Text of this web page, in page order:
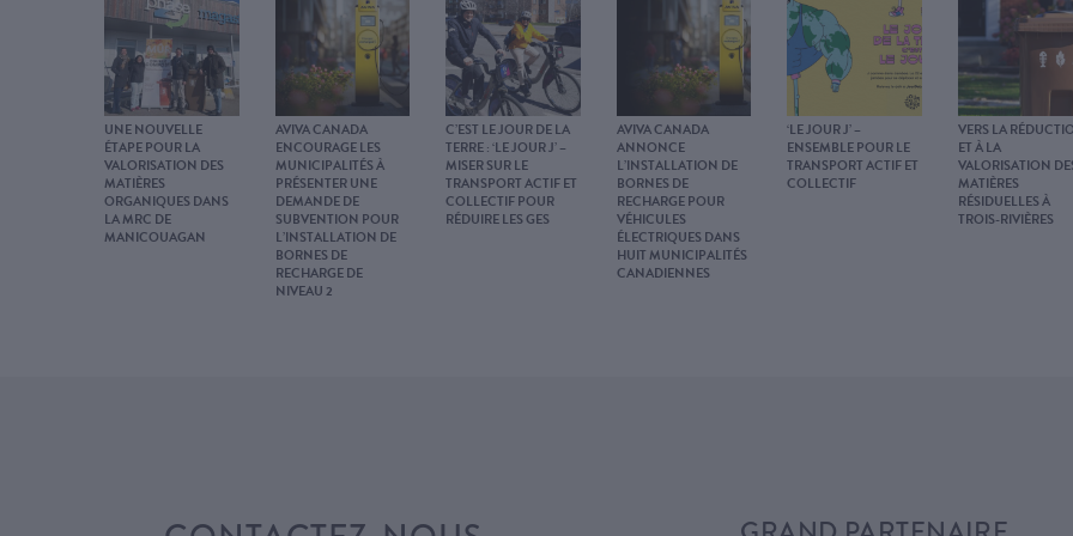
UNE NOUVELLE
ÉTAPE POUR LA
VALORISATION DES
MATIÈRES
ORGANIQUES DANS
LA MRC DE
MANICOUAGAN
AVIVA CANADA
ENCOURAGE LES
MUNICIPALITÉS À
PRÉSENTER UNE
DEMANDE DE
SUBVENTION POUR
L’INSTALLATION DE
BORNES DE
RECHARGE DE
NIVEAU 2
C’EST LE JOUR DE LA
TERRE : ‘LE JOUR J’ –
MISER SUR LE
TRANSPORT ACTIF ET
COLLECTIF POUR
RÉDUIRE LES GES
AVIVA CANADA
ANNONCE
L’INSTALLATION DE
BORNES DE
RECHARGE POUR
VÉHICULES
ÉLECTRIQUES DANS
HUIT MUNICIPALITÉS
CANADIENNES
‘LE JOUR J’ –
ENSEMBLE POUR LE
TRANSPORT ACTIF ET
COLLECTIF
VERS LA
ET À LA
VALORISATION
MATIÈRES
RÉSIDUELLES À
TROIS-RIVIÈRES